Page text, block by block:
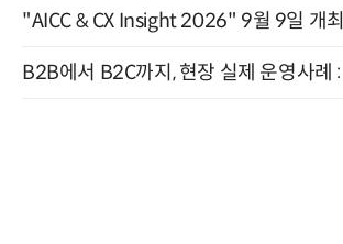
"AICC & CX Insight 2026" 9월 9일 개최